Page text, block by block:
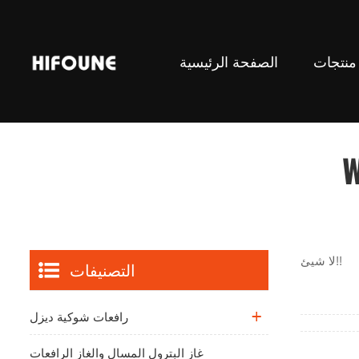
الصفحة الرئيسية منتجات
لا شيئ!! التصنيفات
رافعات شوكية ديزل
غاز البترول المسال والغاز الرافعات